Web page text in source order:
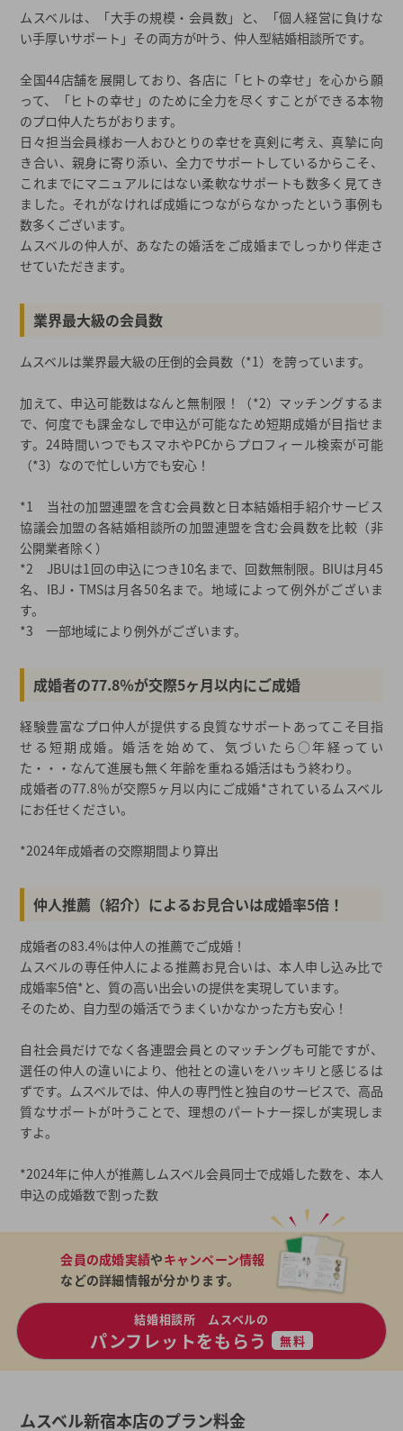
ムスベルは、「大手の規模・会員数」と、「個人経営に負けな
い手厚いサポート」その両方が叶う、仲人型結婚相談所です。
全国44店舗を展開しており、各店に「ヒトの幸せ」を心から願
って、「ヒトの幸せ」のために全力を尽くすことができる本物
のプロ仲人たちがおります。
日々担当会員様お一人おひとりの幸せを真剣に考え、真摯に向
き合い、親身に寄り添い、全力でサポートしているからこそ、
これまでにマニュアルにはない柔軟なサポートも数多く見てき
ました。それがなければ成婚につながらなかったという事例も
数多くございます。
ムスベルの仲人が、あなたの婚活をご成婚までしっかり伴走さ
せていただきます。
業界最大級の会員数
ムスベルは業界最大級の圧倒的会員数（*1）を誇っています。
加えて、申込可能数はなんと無制限！（*2）マッチングするま
で、何度でも課金なしで申込が可能なため短期成婚が目指せま
す。24時間いつでもスマホやPCからプロフィール検索が可能
（*3）なので忙しい方でも安心！
*1 当社の加盟連盟を含む会員数と日本結婚相手紹介サービス
協議会加盟の各結婚相談所の加盟連盟を含む会員数を比較（非
公開業者除く）
*2 JBUは1回の申込につき10名まで、回数無制限。BIUは月45
名、IBJ・TMSは月各50名まで。地域によって例外がございま
す。
*3 一部地域により例外がございます。
成婚者の77.8％が交際5ヶ月以内にご成婚
経験豊富なプロ仲人が提供する良質なサポートあってこそ目指
せる短期成婚。婚活を始めて、気づいたら○年経ってい
た・・・なんて進展も無く年齢を重ねる婚活はもう終わり。
成婚者の77.8％が交際5ヶ月以内にご成婚*されているムスベル
にお任せください。
*2024年成婚者の交際期間より算出
仲人推薦（紹介）によるお見合いは成婚率5倍！
成婚者の83.4%は仲人の推薦でご成婚！
ムスベルの専任仲人による推薦お見合いは、本人申し込み比で
成婚率5倍*と、質の高い出会いの提供を実現しています。
そのため、自力型の婚活でうまくいかなかった方も安心！
自社会員だけでなく各連盟会員とのマッチングも可能ですが、
選任の仲人の違いにより、他社との違いをハッキリと感じるは
ずです。ムスベルでは、仲人の専門性と独自のサービスで、高品
質なサポートが叶うことで、理想のパートナー探しが実現しま
すよ。
*2024年に仲人が推薦しムスベル会員同士で成婚した数を、本人
申込の成婚数で割った数
会員の成婚実績やキャンペーン情報
などの詳細情報が分かります。
結婚相談所 ムスベルの
パンフレットをもらう 無料
ムスベル新宿本店のプラン料金